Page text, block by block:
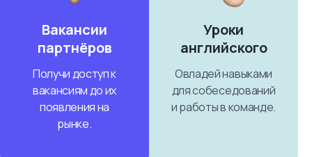
Вакансии
партнёров
Получи доступ к
вакансиям до их
появления на
рынке.
Уроки
английского
Овладей навыками
для собеседований
и работы в команде.